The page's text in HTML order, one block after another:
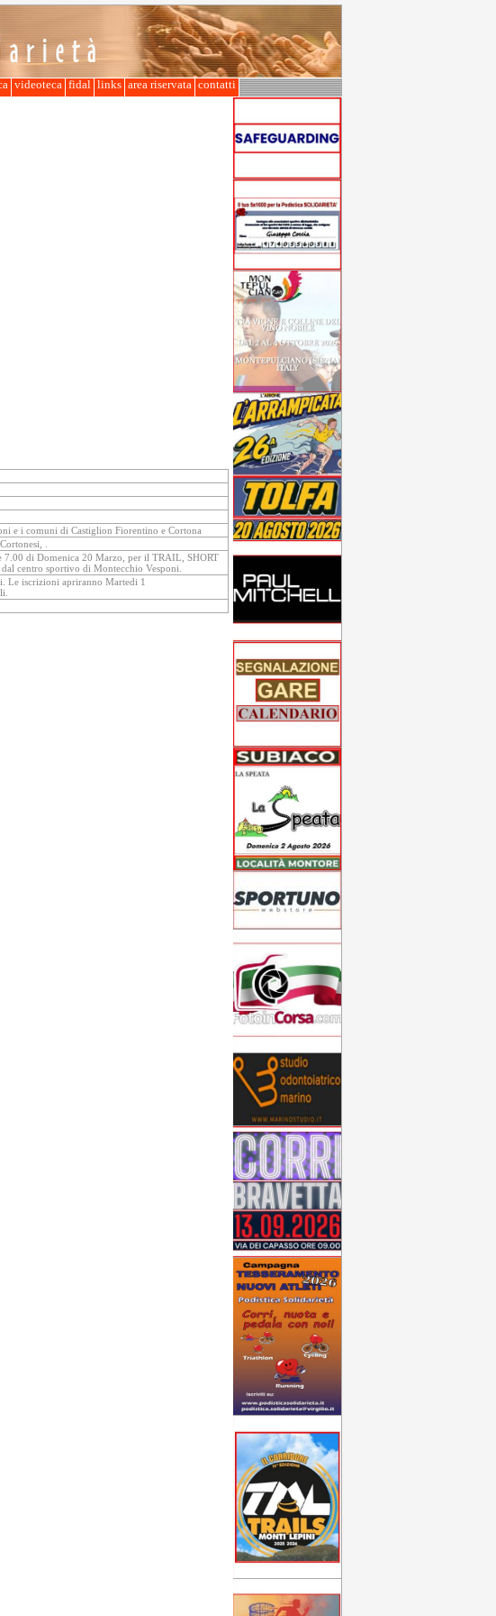
videoteca fidal links area riservata contatti
e i comuni di Castiglion Fiorentino e Cortona
.
7.00 di Domenica 20 Marzo, per il TRAIL, SHORT
centro sportivo di Montecchio Vesponi.
Le iscrizioni apriranno Martedi 1